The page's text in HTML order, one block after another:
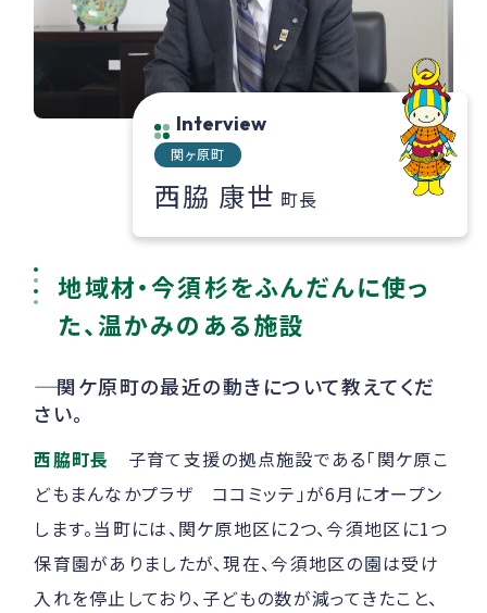
Interview
関ヶ原町
西脇 康世 町長
地域材・今須杉をふんだんに使っ
た、温かみのある施設
――関ケ原町の最近の動きについて教えてくだ
さい。
西脇町長
子育て支援の拠点施設である「関ケ原こ
どもまんなかプラザ ココミッテ」が6月にオープン
します。当町には、関ケ原地区に2つ、今須地区に1つ
保育園がありましたが、現在、今須地区の園は受け
入れを停止しており、子どもの数が減ってきたこと、